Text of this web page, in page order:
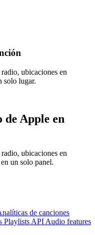
ubicaciones en
solo lugar.
de Apple en
ubicaciones en
un solo panel.
de canciones
Playlists API Audio features